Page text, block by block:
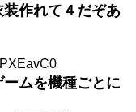
作れて４だぞあ
ムを機種ごとに